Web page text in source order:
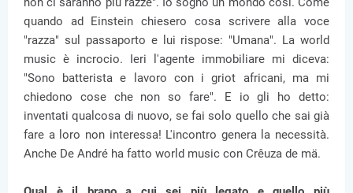
quando ad Einstein chiesero cosa scrivere alla voce
"razza" sul passaporto e lui rispose: "Umana". La world
music è incrocio. Ieri l'agente immobiliare mi diceva:
"Sono batterista e lavoro con i griot africani, ma mi
chiedono cose che non so fare". E io gli ho detto:
inventati qualcosa di nuovo, se fai solo quello che sai già
fare a loro non interessa! L'incontro genera la necessità.
Anche De André ha fatto world music con Crêuza de mä.